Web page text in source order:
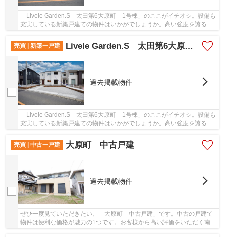
「Livele Garden.S 太田第6大原町 1号棟」のここがイチオシ。設備も
充実している新築戸建ての物件はいかがでしょうか。高い強度を誇るベ
売買 | 新築一戸建
Livele Garden.S 太田第6大原町 2号棟
過去掲載物件
「Livele Garden.S 太田第6大原町 1号棟」のここがイチオシ。設備も
充実している新築戸建ての物件はいかがでしょうか。高い強度を誇るベ
売買 | 中古一戸建
大原町 中古戸建
過去掲載物件
ぜひ一度見ていただきたい、「大原町 中古戸建」です。中古の戸建て
物件は便利な価格が魅力の1つです。お客様から高い評価をいただく南側
道路に接している物件です。多種多様な不動産...